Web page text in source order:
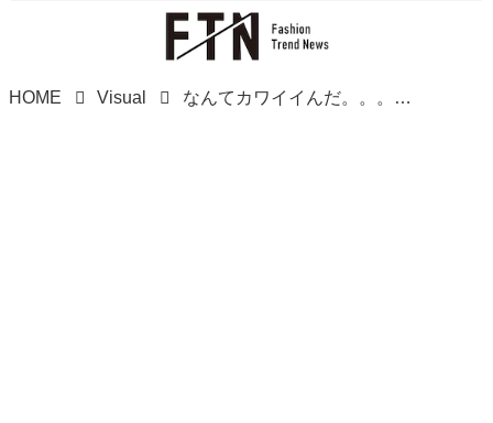
HOME Visual なんてカワイイんだ。。。【セリア】一目で惚れた！「優秀ヘアアクセ」